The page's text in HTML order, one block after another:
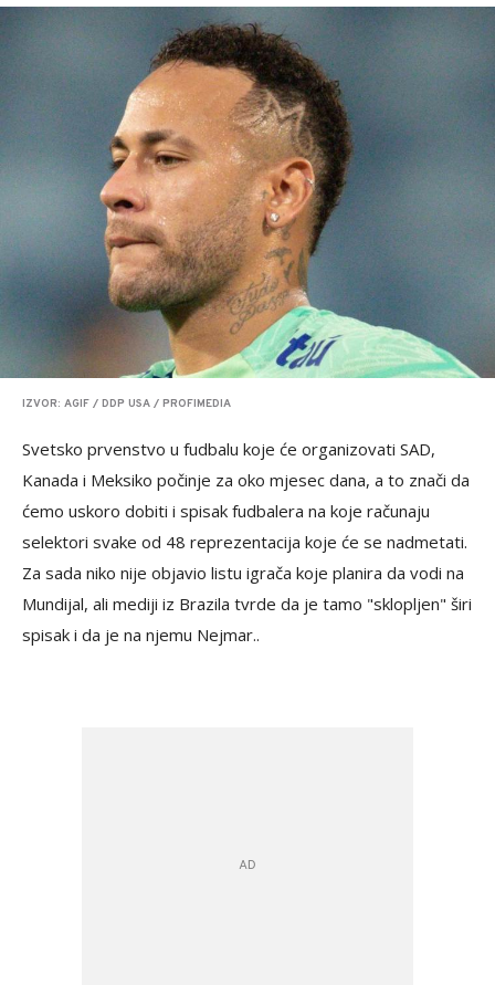
IZVOR: AGIF / DDP USA / PROFIMEDIA
Svetsko prvenstvo u fudbalu koje će organizovati SAD,
Kanada i Meksiko počinje za oko mjesec dana, a to znači da
ćemo uskoro dobiti i spisak fudbalera na koje računaju
selektori svake od 48 reprezentacija koje će se nadmetati.
Za sada niko nije objavio listu igrača koje planira da vodi na
Mundijal, ali mediji iz Brazila tvrde da je tamo "sklopljen" širi
spisak i da je na njemu Nejmar..